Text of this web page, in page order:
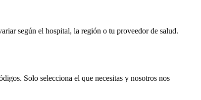
según el hospital, la región o tu proveedor de salud.
Solo selecciona el que necesitas y nosotros nos